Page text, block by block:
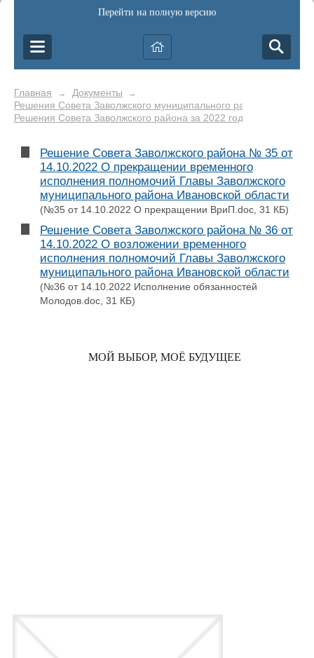
Перейти на полную версию
Главная → Документы →
Решения Совета Заволжского муниципального района
Решения Совета Заволжского района за 2022 год
Решение Совета Заволжского района № 35 от
14.10.2022 О прекращении временного
исполнения полномочий Главы Заволжского
муниципального района Ивановской области
(№35 от 14.10.2022 О прекращении ВриП.doc, 31 КБ)
Решение Совета Заволжского района № 36 от
14.10.2022 О возложении временного
исполнения полномочий Главы Заволжского
муниципального района Ивановской области
(№36 от 14.10.2022 Исполнение обязанностей
Молодов.doc, 31 КБ)
МОЙ ВЫБОР, МОЁ БУДУЩЕЕ